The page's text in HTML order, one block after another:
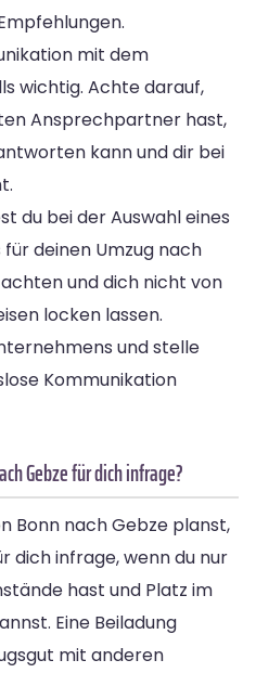
mit dem
wichtig. Achte darauf,
Ansprechpartner hast,
kann und dir bei
du bei der Auswahl eines
deinen Umzug nach
und dich nicht von
locken lassen.
und stelle
Kommunikation
Gebze für dich infrage?
Bonn nach Gebze planst,
dich infrage, wenn du nur
hast und Platz im
Eine Beiladung
mit anderen